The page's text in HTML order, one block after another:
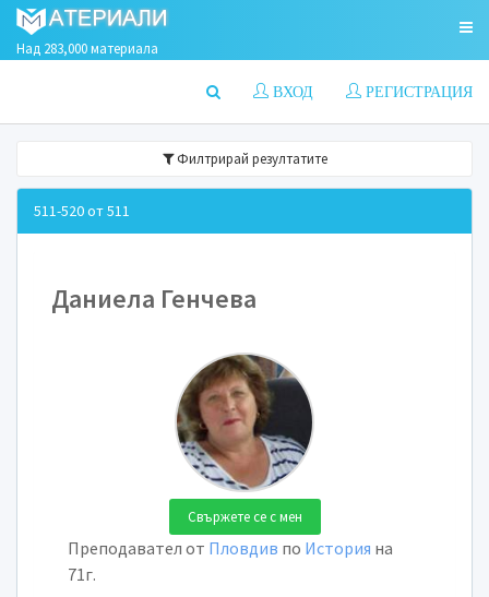
Над 283,000 материала
РЕГИСТРАЦИЯ
ВХОД
Филтрирай резултатите
511-520 от 511
Даниела Генчева
Свържете се с мен
Преподавател от Пловдив по История на
71г.